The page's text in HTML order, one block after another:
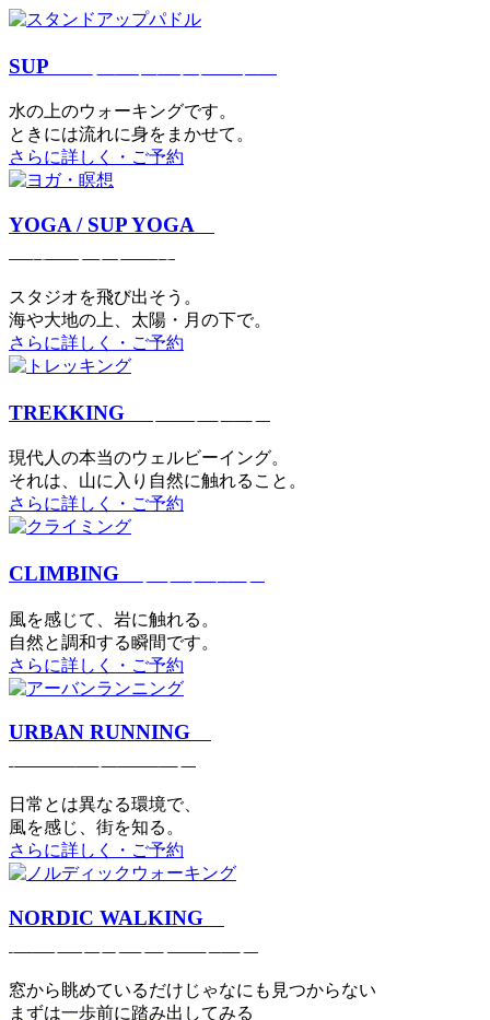
SUP
⽔の上のウォーキングです。
ときには流れに身をまかせて。
さらに詳しく・ご予約
YOGA / SUP YOGA
スタジオを⾶び出そう。
海や大地の上、太陽・⽉の下で。
さらに詳しく・ご予約
TREKKING
現代⼈の本当のウェルビーイング。
それは、⼭に⼊り⾃然に触れること。
さらに詳しく・ご予約
CLIMBING
⾵を感じて、岩に触れる。
⾃然と調和する瞬間です。
さらに詳しく・ご予約
URBAN RUNNING
日常とは異なる環境で、
風を感じ、街を知る。
さらに詳しく・ご予約
NORDIC WALKING
窓から眺めているだけじゃなにも見つからない
まずは一歩前に踏み出してみる